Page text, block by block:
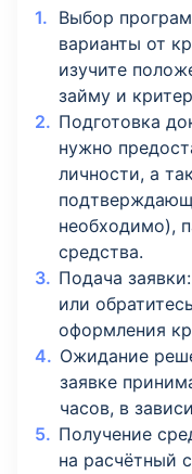
Выбор
варианты от
изучите
займу и
Подготовка
нужно
личности, а
необходимо),
средства.
Подача
или
оформления
Ожидание
заявке
часов, в
Получение
на расчётный